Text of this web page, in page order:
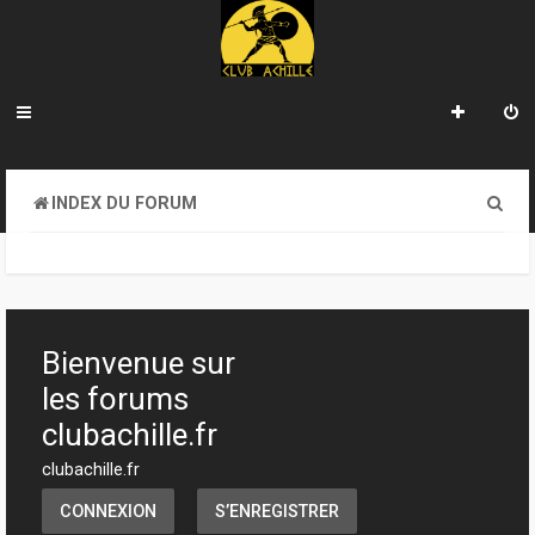
INDEX DU FORUM
h
Bienvenue sur
les forums
clubachille.fr
clubachille.fr
CONNEXION S’ENREGISTRER